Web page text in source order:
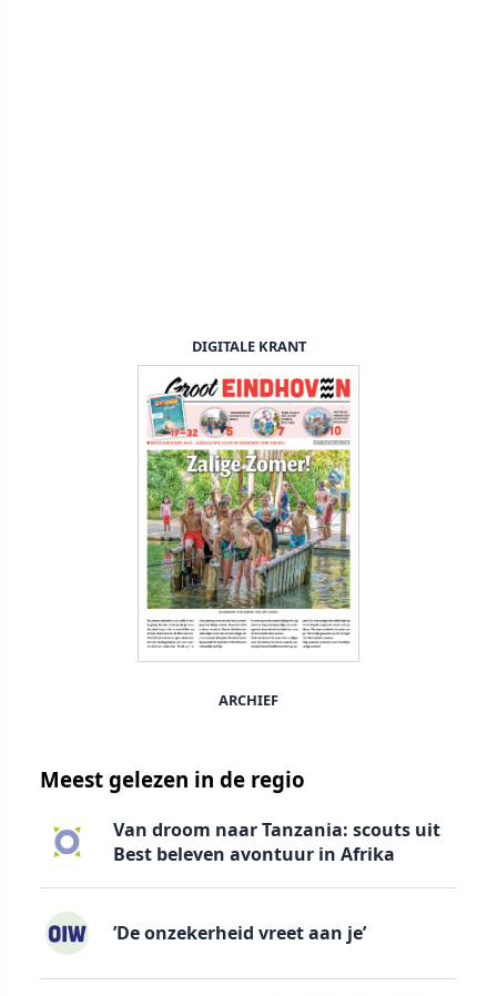
DIGITALE KRANT
ARCHIEF
Meest gelezen in de regio
Van droom naar Tanzania: scouts uit
Best beleven avontuur in Afrika
’De onzekerheid vreet aan je’